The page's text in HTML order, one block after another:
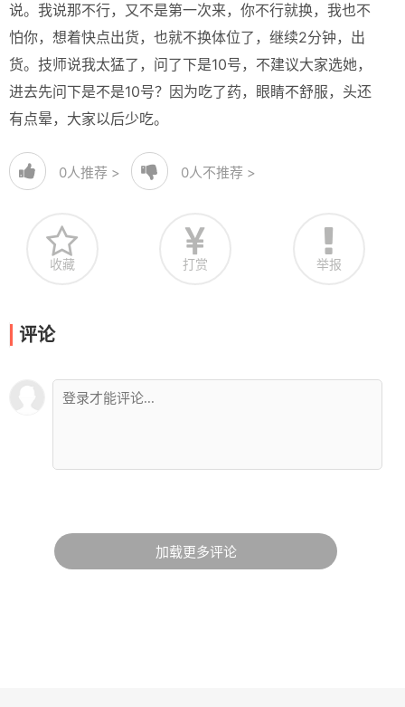
说。我说那不行，又不是第一次来，你不行就换，我也不
怕你，想着快点出货，也就不换体位了，继续2分钟，出
货。技师说我太猛了，问了下是10号，不建议大家选她，
进去先问下是不是10号？因为吃了药，眼睛不舒服，头还
有点晕，大家以后少吃。
0人推荐 > 0人不推荐 >
收藏 打赏 举报
评论
加载更多评论